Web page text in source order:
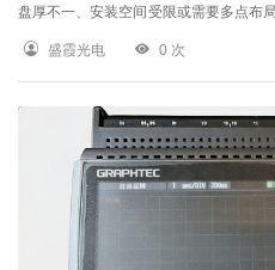
盘厚不一、安装空间受限或需要多点布
碟式制动卡钳（型号：6781634）。
装与精准制动需求的“万
盛霞光电 0 次